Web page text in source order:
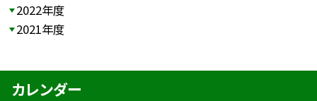
2022年度
2021年度
カレンダー